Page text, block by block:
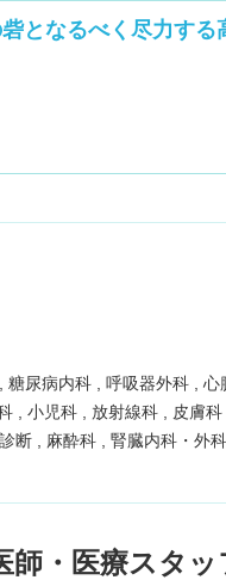
となるべく尽力する
糖尿病内科 呼吸器外科 心
小児科 放射線科 皮膚科
断 麻酔科 腎臓内科・外科
師・医療スタッ